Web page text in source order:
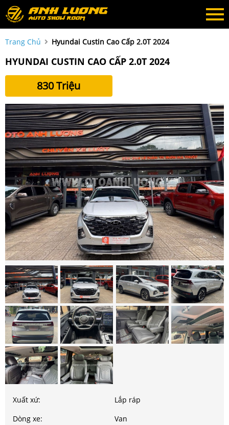
Trang Chủ Hyundai Custin Cao Cấp 2.0T 2024
HYUNDAI CUSTIN CAO CẤP 2.0T 2024
830 Triệu
Xuất xứ:
Lắp ráp
Dòng xe:
Van